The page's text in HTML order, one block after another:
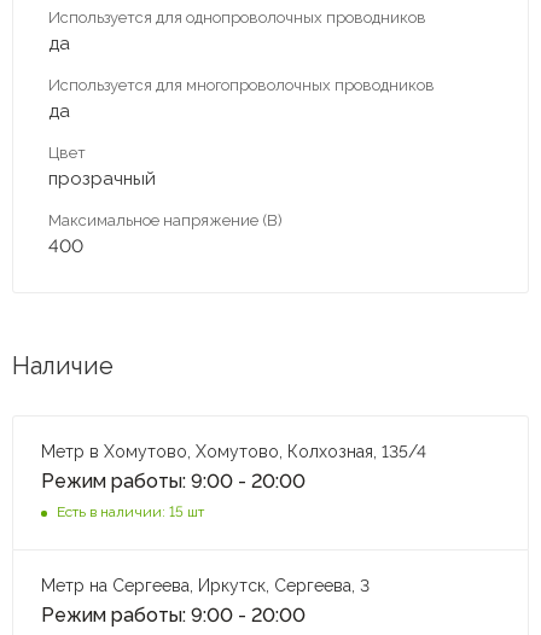
Используется для однопроволочных проводников
да
Используется для многопроволочных проводников
да
Цвет
прозрачный
Максимальное напряжение (В)
400
Наличие
Метр в Хомутово, Хомутово, Колхозная, 135/4
Режим работы: 9:00 - 20:00
Есть в наличии: 15 шт
Метр на Сергеева, Иркутск, Сергеева, 3
Режим работы: 9:00 - 20:00